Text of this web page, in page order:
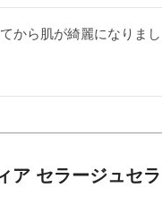
から肌が綺麗になりま
ア セラージュセ